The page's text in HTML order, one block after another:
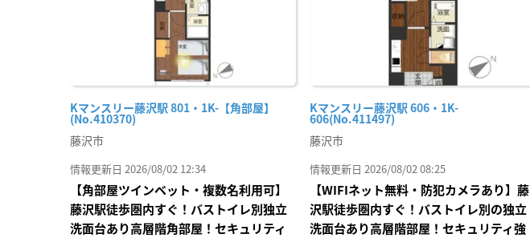
Kマンスリー藤沢駅 801・1K-【角部屋】
(No.410370)
藤沢市
情報更新日 2026/08/02 12:34
【角部屋ツインベット・複数名利用可】
藤沢駅徒歩圏内すぐ！バストイレ別独立
洗面台あり高層階角部屋！セキュリティ
Kマンスリー藤沢駅 606・1K-
606(No.411497)
藤沢市
情報更新日 2026/08/02 08:25
【WIFIネット無料・防犯カメラあり】藤
沢駅徒歩圏内すぐ！バストイレ別の独立
洗面台あり高層階部屋！セキュリティ強